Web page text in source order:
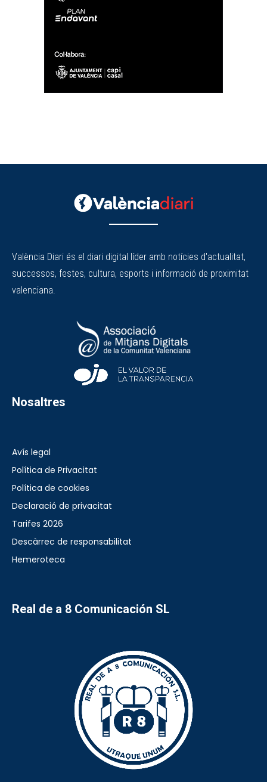
València Diari és el diari digital líder amb notícies d'actualitat,
successos, festes, cultura, esports i informació de proximitat
valenciana.
Nosaltres
Avís legal
Política de Privacitat
Política de cookies
Declaració de privacitat
Tarifes 2026
Descàrrec de responsabilitat
Hemeroteca
Real de a 8 Comunicación SL